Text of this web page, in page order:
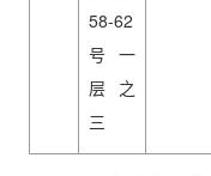
58-62
号一
层之
三